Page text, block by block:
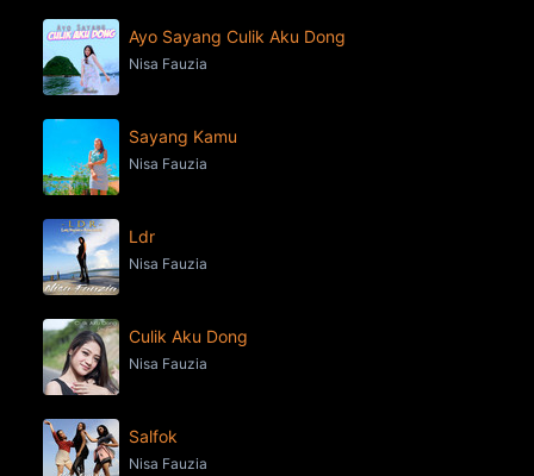
Ayo Sayang Culik Aku Dong
Nisa Fauzia
Sayang Kamu
Nisa Fauzia
Ldr
Nisa Fauzia
Culik Aku Dong
Nisa Fauzia
Salfok
Nisa Fauzia